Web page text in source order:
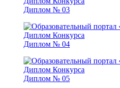
Диплом № 03
Диплом № 04
Диплом № 05